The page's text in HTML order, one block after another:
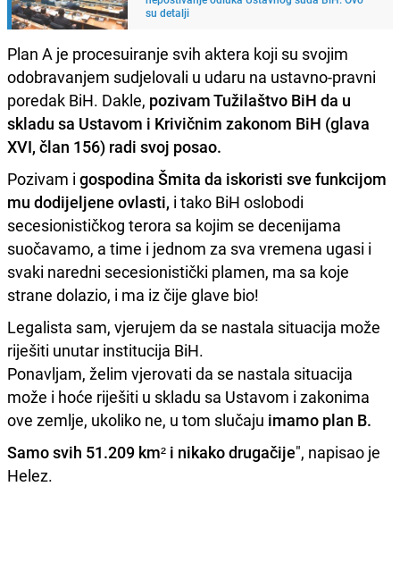
su detalji
Plan A je procesuiranje svih aktera koji su svojim
odobravanjem sudjelovali u udaru na ustavno-pravni
poredak BiH. Dakle, pozivam Tužilaštvo BiH da u
skladu sa Ustavom i Krivičnim zakonom BiH (glava
XVI, član 156) radi svoj posao.
Pozivam i gospodina Šmita da iskoristi sve funkcijom
mu dodijeljene ovlasti, i tako BiH oslobodi
secesionističkog terora sa kojim se decenijama
suočavamo, a time i jednom za sva vremena ugasi i
svaki naredni secesionistički plamen, ma sa koje
strane dolazio, i ma iz čije glave bio!
Legalista sam, vjerujem da se nastala situacija može
riješiti unutar institucija BiH.
Ponavljam, želim vjerovati da se nastala situacija
može i hoće riješiti u skladu sa Ustavom i zakonima
ove zemlje, ukoliko ne, u tom slučaju imamo plan B.
Samo svih 51.209 km² i nikakodrugačije", napisao je
Helez.